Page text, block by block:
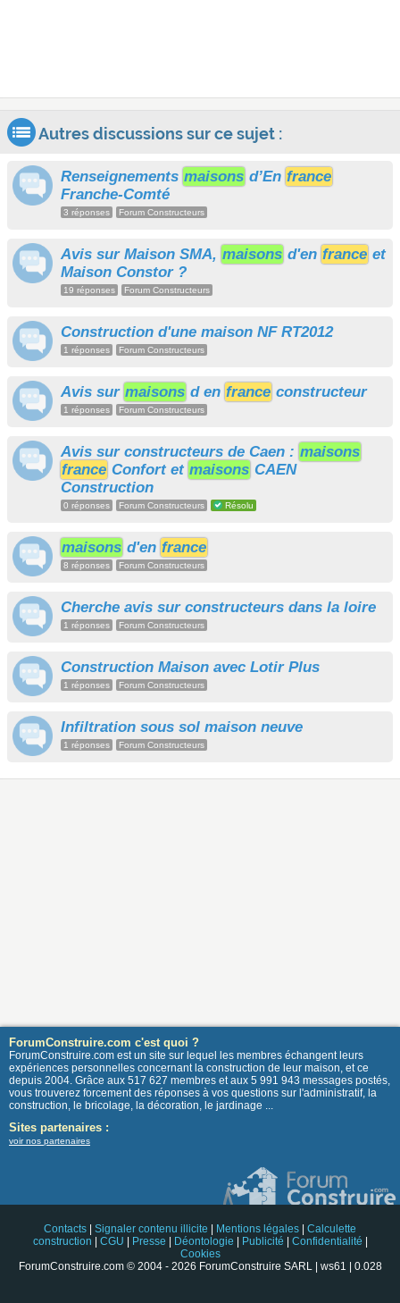
Autres discussions sur ce sujet :
Renseignements maisons d’En france
Franche-Comté
3 réponses Forum Constructeurs
Avis sur Maison SMA, maisons d'en france et
Maison Constor ?
19 réponses Forum Constructeurs
Construction d'une maison NF RT2012
1 réponses Forum Constructeurs
Avis sur maisons d en france constructeur
1 réponses Forum Constructeurs
Avis sur constructeurs de Caen : maisons
france Confort et maisons CAEN
Construction
0 réponses Forum Constructeurs Résolu
maisons d'en france
8 réponses Forum Constructeurs
Cherche avis sur constructeurs dans la loire
1 réponses Forum Constructeurs
Construction Maison avec Lotir Plus
1 réponses Forum Constructeurs
Infiltration sous sol maison neuve
1 réponses Forum Constructeurs
ForumConstruire.com c'est quoi ?
ForumConstruire.com est un site sur lequel les membres échangent leurs
expériences personnelles concernant la construction de leur maison, et ce
depuis 2004. Grâce aux 517 627 membres et aux 5 991 943 messages postés,
vous trouverez forcement des réponses à vos questions sur l'administratif, la
construction, le bricolage, la décoration, le jardinage ...
Sites partenaires :
voir nos partenaires
Contacts Signaler contenu illicite Mentions légales
Calculette
construction
CGU Presse Déontologie Publicité Confidentialité
Cookies
ForumConstruire.com © 2004 - 2026 ForumConstruire SARL | ws61 | 0.028